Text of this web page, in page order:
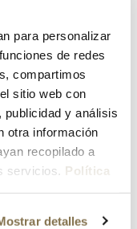
para personalizar
de redes
compartimos
sitio web con
y análisis
otra información
recopilado a
servicios. Política
detalles